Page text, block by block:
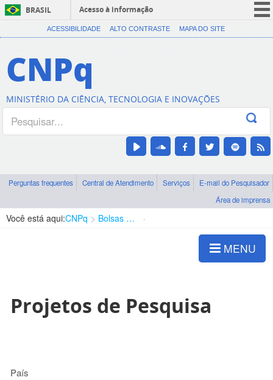
BRASIL
Acesso à informação
CORONAVÍRUS (COVID-19)
Canais
ACESSIBILIDADE ALTO CONTRASTE MAPA DO SITE
CNPq
MINISTÉRIO DA CIÊNCIA, TECNOLOGIA E INOVAÇÕES
Perguntas frequentes Central de Atendimento Serviços
E-mail do Pesquisador
Área de imprensa
Você está aqui:CNPq Bolsas e Auxílios Vigentes
MENU
Projetos de Pesquisa
País